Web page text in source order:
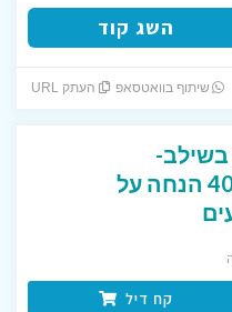
השג קוד
שיתוף בוואטסאפ העתק URL
בשילב-
קבלו עד 40% הנחה על
קח דיל